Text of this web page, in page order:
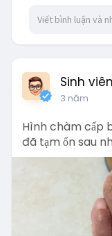
Sinh
3 năm
Hình chàm cấp
đã tạm ổn sau